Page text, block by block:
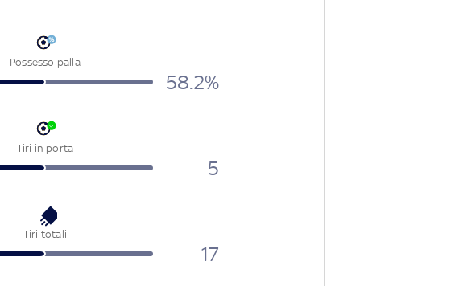
Possesso palla
58.2%
Tiri in porta
5
Tiri totali
17